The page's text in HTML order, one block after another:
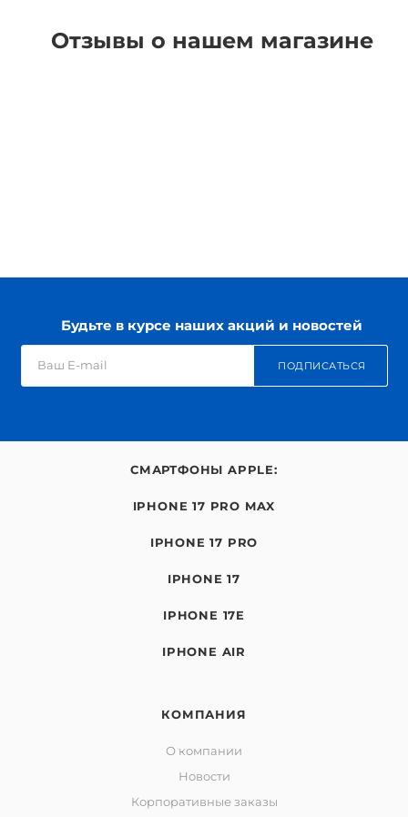
Отзывы о нашем магазине
Будьте в курсе наших акций и новостей
ПОДПИСАТЬСЯ
СМАРТФОНЫ APPLE:
IPHONE 17 PRO MAX
IPHONE 17 PRO
IPHONE 17
IPHONE 17E
IPHONE AIR
КОМПАНИЯ
О компании
Новости
Корпоративные заказы